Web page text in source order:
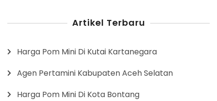
Artikel Terbaru
Harga Pom Mini Di Kutai Kartanegara
Agen Pertamini Kabupaten Aceh Selatan
Harga Pom Mini Di Kota Bontang